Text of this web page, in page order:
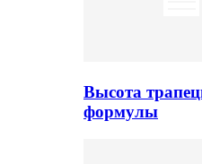
Высота
формулы